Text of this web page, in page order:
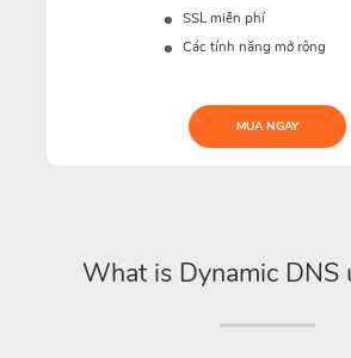
SSL miễn phí
Các tính năng mở rộng
MUA NGAY
What is Dynamic DNS